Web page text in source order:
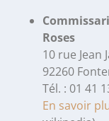
Roses
10 rue Jean
92260
Tél. : 01 41
En savoir